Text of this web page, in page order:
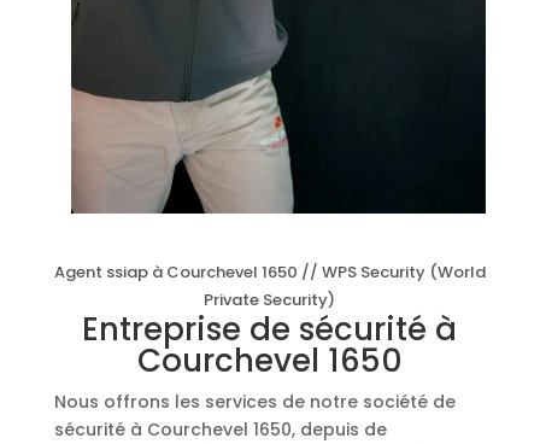
Agent ssiap à Courchevel 1650 // WPS Security (World
Private Security)
Entreprise de sécurité à
Courchevel 1650
Nous offrons les services de notre société de
sécurité à Courchevel 1650, depuis de